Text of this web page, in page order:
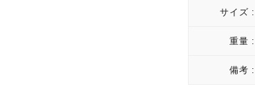
サイズ :
重量 :
備考 :